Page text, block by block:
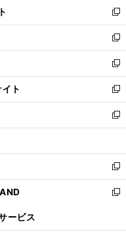
く
で
開
く
ド
ウ
で
開
く
ィ
ン
ド
ウ
で
開
く
新
し
い
ウ
ィ
ン
ド
ウ
で
開
新
し
い
ウ
ィ
ン
ド
ウ
開
く
新
し
い
ウ
ィ
ン
ウ
で
開
く
ト
新
し
い
ウ
ン
ド
ウ
で
新
し
ウ
ィ
ン
ド
開
新
し
い
ン
新
ウ
ービス